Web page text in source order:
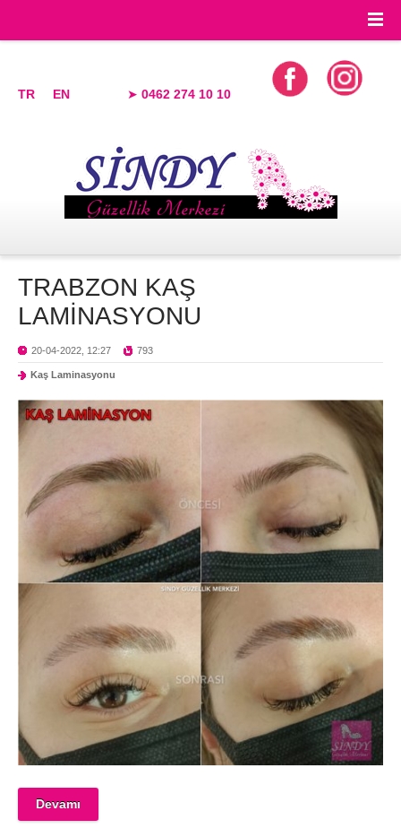
TR EN ➤ 0462 274 10 10
TRABZON KAŞ
LAMİNASYONU
20-04-2022, 12:27 793
Kaş Laminasyonu
Devamı